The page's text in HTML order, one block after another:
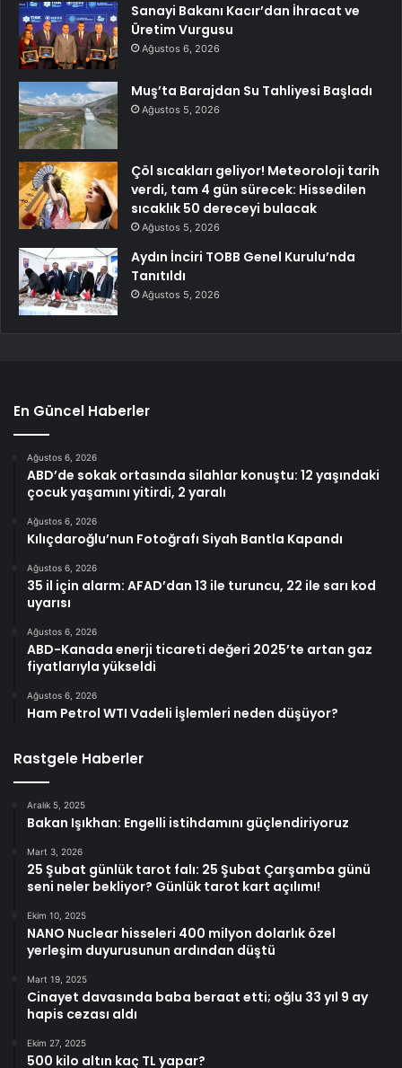
Sanayi Bakanı Kacır’dan İhracat ve
Üretim Vurgusu
Ağustos 6, 2026
Muş’ta Barajdan Su Tahliyesi Başladı
Ağustos 5, 2026
Çöl sıcakları geliyor! Meteoroloji tarih
verdi, tam 4 gün sürecek: Hissedilen
sıcaklık 50 dereceyi bulacak
Ağustos 5, 2026
Aydın İnciri TOBB Genel Kurulu’nda
Tanıtıldı
Ağustos 5, 2026
En Güncel Haberler
Ağustos 6, 2026
ABD’de sokak ortasında silahlar konuştu: 12 yaşındaki
çocuk yaşamını yitirdi, 2 yaralı
Ağustos 6, 2026
Kılıçdaroğlu’nun Fotoğrafı Siyah Bantla Kapandı
Ağustos 6, 2026
35 il için alarm: AFAD’dan 13 ile turuncu, 22 ile sarı kod
uyarısı
Ağustos 6, 2026
ABD-Kanada enerji ticareti değeri 2025’te artan gaz
fiyatlarıyla yükseldi
Ağustos 6, 2026
Ham Petrol WTI Vadeli İşlemleri neden düşüyor?
Rastgele Haberler
Aralık 5, 2025
Bakan Işıkhan: Engelli istihdamını güçlendiriyoruz
Mart 3, 2026
25 Şubat günlük tarot falı: 25 Şubat Çarşamba günü
seni neler bekliyor? Günlük tarot kart açılımı!
Ekim 10, 2025
NANO Nuclear hisseleri 400 milyon dolarlık özel
yerleşim duyurusunun ardından düştü
Mart 19, 2025
Cinayet davasında baba beraat etti; oğlu 33 yıl 9 ay
hapis cezası aldı
Ekim 27, 2025
500 kilo altın kaç TL yapar?